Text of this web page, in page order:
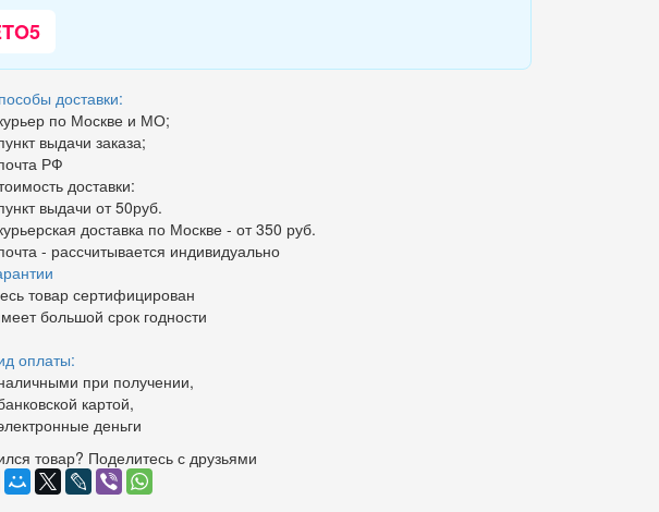
доставки:
по Москве и МО;
выдачи заказа;
РФ
доставки:
выдачи от 50руб.
доставка по Москве - от 350 руб.
- рассчитывается индивидуально
товар сертифицирован
большой срок годности
оплаты:
при получении,
картой,
деньги
товар? Поделитесь с друзьями